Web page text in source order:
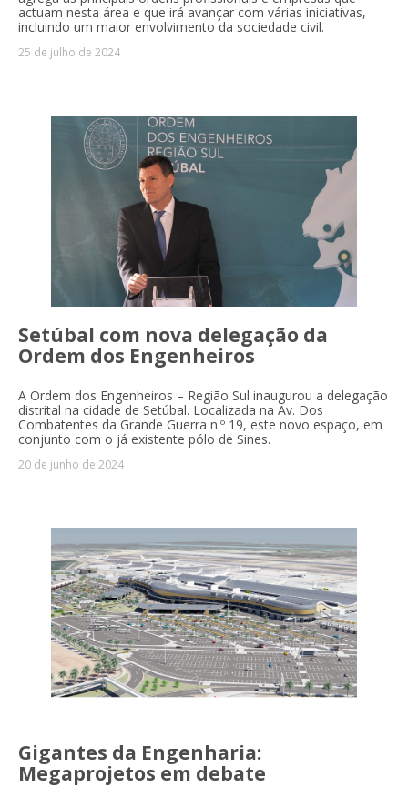
actuam nesta área e que irá avançar com várias iniciativas,
incluindo um maior envolvimento da sociedade civil.
25 de julho de 2024
Setúbal com nova delegação da
Ordem dos Engenheiros
A Ordem dos Engenheiros – Região Sul inaugurou a delegação
distrital na cidade de Setúbal. Localizada na Av. Dos
Combatentes da Grande Guerra n.º 19, este novo espaço, em
conjunto com o já existente pólo de Sines.
20 de junho de 2024
Gigantes da Engenharia:
Megaprojetos em debate